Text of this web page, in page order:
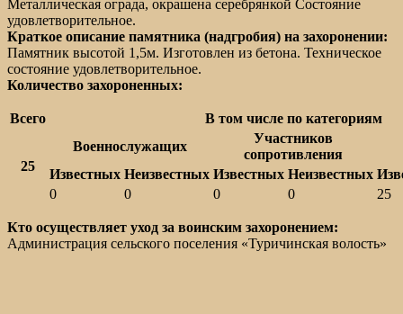
Металлическая ограда, окрашена серебрянкой Состояние
удовлетворительное.
Краткое описание памятника (надгробия) на захоронении:
Памятник высотой 1,5м. Изготовлен из бетона. Техническое
состояние удовлетворительное.
Количество захороненных:
Всего В том числе по категориям
25
Военнослужащих
Участников
сопротивления
Известных Неизвестных Известных Неизвестных
0
0 0 0 25
Кто осуществляет уход за воинским захоронением:
Администрация сельского поселения «Туричинская волость»